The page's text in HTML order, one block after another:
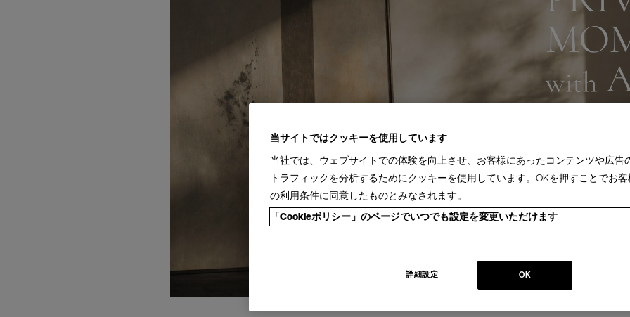
当サイトではクッキーを使用しています
当社では、ウェブサイトでの体験を向上させ、お客様にあったコンテンツや広告
トラフィックを分析するためにクッキーを使用しています。OKを押すことでお
の利用条件に同意したものとみなされます。
「Cookieポリシー」のページでいつでも設定を変更いただけます
OK
詳細設定